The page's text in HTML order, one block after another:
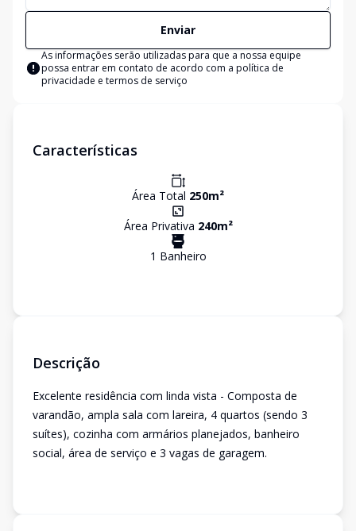
Enviar
As informações serão utilizadas para que a nossa equipe
possa entrar em contato de acordo com a política de
privacidade e termos de serviço
Características
Área Total 250m²
Área Privativa 240m²
1 Banheiro
Descrição
Excelente residência com linda vista - Composta de
varandão, ampla sala com lareira, 4 quartos (sendo 3
suítes), cozinha com armários planejados, banheiro
social, área de serviço e 3 vagas de garagem.